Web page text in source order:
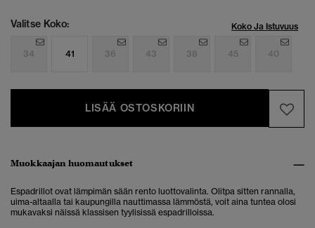
Valitse Koko: Koko Ja Istuvuus
34 41 36 43 38 45 40
LISÄÄ OSTOSKORIIN
Muokkaajan huomautukset
Espadrillot ovat lämpimän sään rento luottovalinta. Olitpa sitten rannalla,
uima-altaalla tai kaupungilla nauttimassa lämmöstä, voit aina tuntea olosi
mukavaksi näissä klassisen tyylisissä espadrilloissa.